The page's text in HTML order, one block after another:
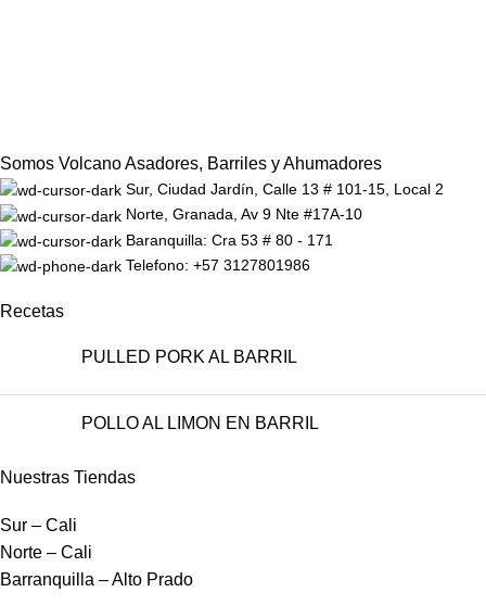
Somos Volcano Asadores, Barriles y Ahumadores
Sur, Ciudad Jardín, Calle 13 # 101-15, Local 2
Norte, Granada, Av 9 Nte #17A-10
Baranquilla: Cra 53 # 80 - 171
Telefono: +57 3127801986
Recetas
PULLED PORK AL BARRIL
POLLO AL LIMON EN BARRIL
Nuestras Tiendas
Sur – Cali
Norte – Cali
Barranquilla – Alto Prado